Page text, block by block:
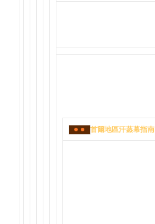
首爾地區汗蒸幕指南